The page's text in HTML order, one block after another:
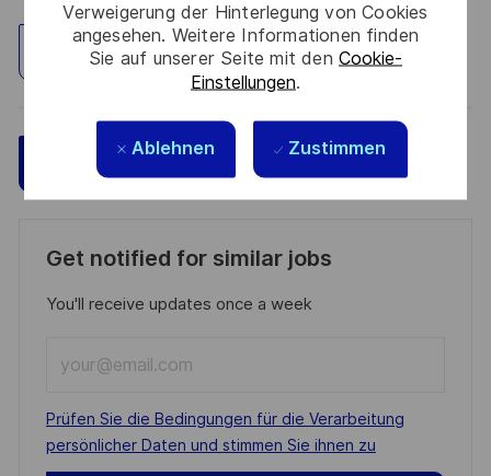
Verweigerung der Hinterlegung von Cookies
angesehen. Weitere Informationen finden
Sie auf unserer Seite mit den Cookie-
Einstellungen.
Ablehnen Zustimmen
Standort erkunden
Jetzt bewerben
Get notified for similar jobs
You'll receive updates once a week
Email
address
(Required)
Required
Prüfen Sie die Bedingungen für die Verarbeitung
persönlicher Daten und stimmen Sie ihnen zu